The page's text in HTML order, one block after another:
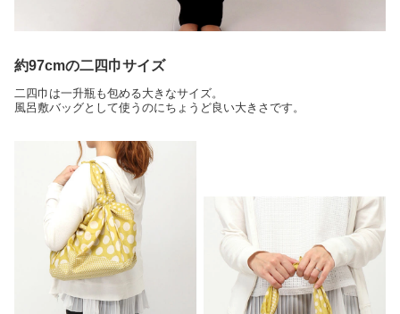
約97cmの二四巾サイズ
二四巾は一升瓶も包める大きなサイズ。
風呂敷バッグとして使うのにちょうど良い大きさです。